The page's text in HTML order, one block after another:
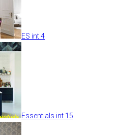
ES int 4
Essentials int 15